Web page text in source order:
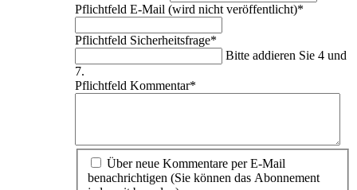
PflichtfeldE-Mail (wird nicht veröffentlicht)*
Pflichtfeld Sicherheitsfrage*
Bitte addieren Sie 4 und
7.
PflichtfeldKommentar*
Über neue Kommentare per E-Mail
benachrichtigen (Sie können das Abonnement